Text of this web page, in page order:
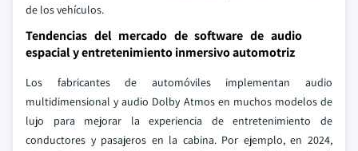
de los vehículos.
Tendencias del mercado de software de audio
espacial y entretenimiento inmersivo automotriz
Los fabricantes de automóviles implementan audio
multidimensional y audio Dolby Atmos en muchos modelos de
lujo para mejorar la experiencia de entretenimiento de
conductores y pasajeros en la cabina. Por ejemplo, en 2024,